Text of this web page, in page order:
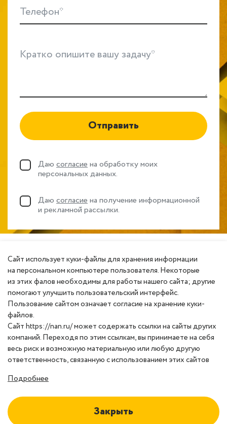
Телефон*
Кратко опишите вашу задачу*
Отправить
Даю согласиена обработку моих
персональных данных.
Даю согласиена получение информационной
и рекламной рассылки.
Сайт использует куки-файлы для хранения информации
на персональном компьютере пользователя. Некоторые
из этих фалов необходимы для работы нашего сайта; другие
помогают улучшить пользовательский интерфейс.
Пользование сайтом означает согласие на хранение куки-
файлов.
Сайт https://nan.ru/ может содержать ссылки на сайты других
компаний. Переходя по этим ссылкам, вы принимаете на себя
весь риск и возможную материальную или любую другую
ответственность, связанную с использованием этих сайтов
Подробнее
Закрыть